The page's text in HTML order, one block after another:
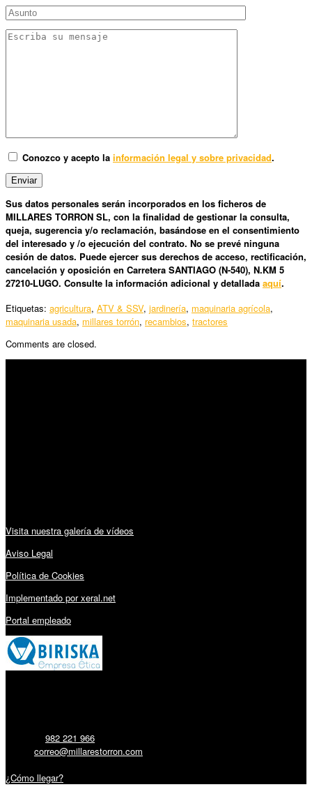
Conozco y acepto la información legal y sobre privacidad.
Sus datos personales serán incorporados en los ficheros de
MILLARES TORRON SL, con la finalidad de gestionar la consulta,
queja, sugerencia y/o reclamación, basándose en el consentimiento
del interesado y /o ejecución del contrato. No se prevé ninguna
cesión de datos. Puede ejercer sus derechos de acceso, rectificación,
cancelación y oposición en Carretera SANTIAGO (N-540), N.KM 5
27210-LUGO. Consulte la información adicional y detallada aquí.
Etiquetas: agricultura, ATV & SSV, jardinería, maquinaria agrícola,
maquinaria usada, millares torrón, recambios, tractores
Comments are closed.
Visita nuestra galería de vídeos
Aviso Legal
Política de Cookies
Implementado por xeral.net
Portal empleado
982 221 966
correo@millarestorron.com
¿Cómo llegar?